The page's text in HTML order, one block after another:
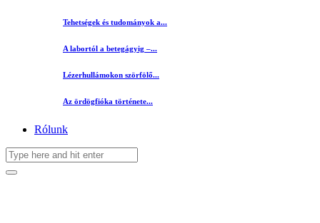
Tehetségek és tudományok a...
A labortól a betegágyig –...
Lézerhullámokon szörfölő...
Az ördögfióka története...
Rólunk